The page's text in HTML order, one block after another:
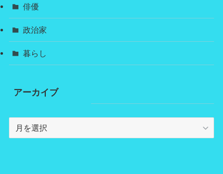
俳優
政治家
暮らし
アーカイブ
ー